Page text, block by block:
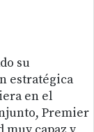
su
estratégica
en el
Premier